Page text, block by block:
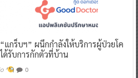
แกร็บฯ” ผนึกกำลังให้บริการผู้ป่วยโค
ด้รับการกักตัวที่บ้าน
^ 0